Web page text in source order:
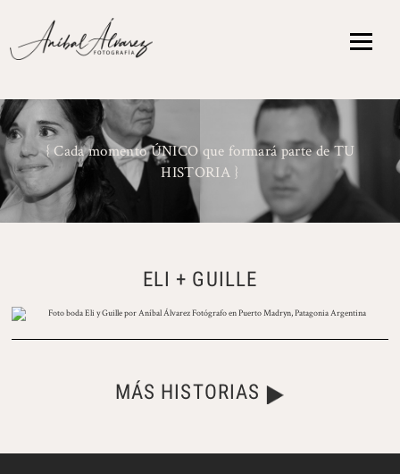
{ Cada momento ÚNICO que formará parte de TU
HISTORIA }
ELI + GUILLE
MÁS HISTORIAS